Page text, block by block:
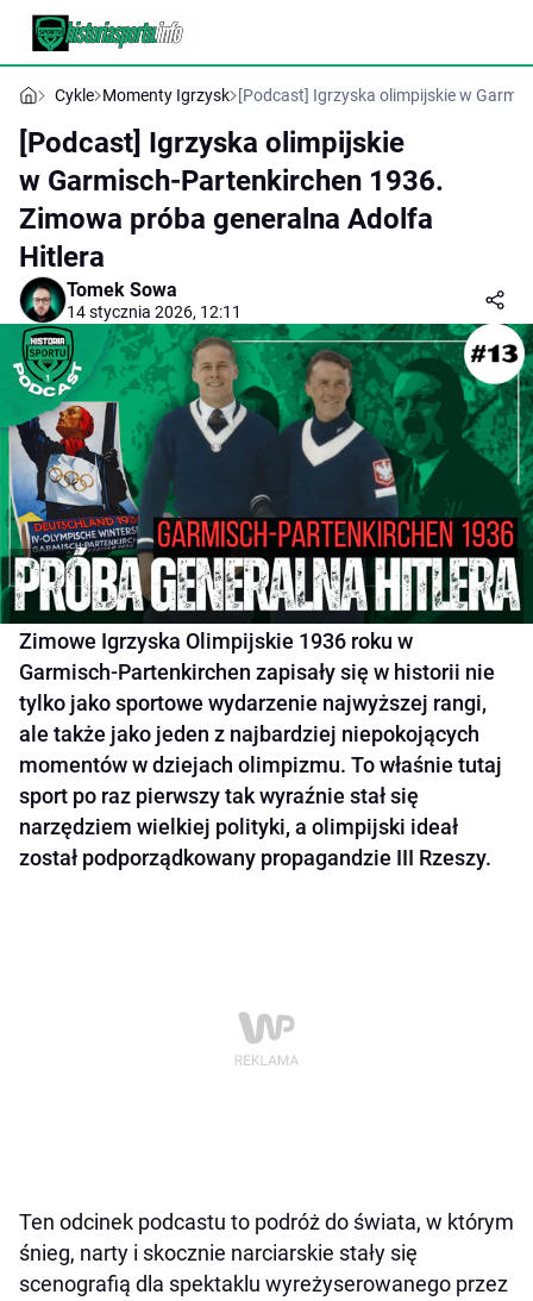
Cykle Momenty Igrzysk [Podcast] Igrzyska olimpijskie w
[Podcast] Igrzyska olimpijskie
w Garmisch-Partenkirchen 1936.
Zimowa próba generalna Adolfa
Hitlera
Tomek Sowa
14 stycznia 2026, 12:11
Zimowe Igrzyska Olimpijskie 1936 roku w
Garmisch-Partenkirchen zapisały się w historii nie
tylko jako sportowe wydarzenie najwyższej rangi,
ale także jako jeden z najbardziej niepokojących
momentów w dziejach olimpizmu. To właśnie tutaj
sport po raz pierwszy tak wyraźnie stał się
narzędziem wielkiej polityki, a olimpijski ideał
został podporządkowany propagandzie III Rzeszy.
Ten odcinek podcastu to podróż do świata, w którym
śnieg, narty i skocznie narciarskie stały się
scenografią dla spektaklu wyreżyserowanego przez